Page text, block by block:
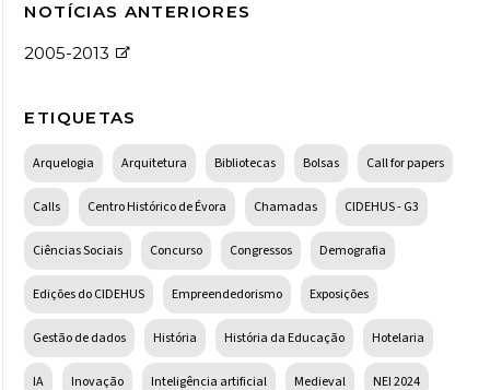
NOTÍCIAS ANTERIORES
2005-2013
ETIQUETAS
Arquelogia Arquitetura Bibliotecas Bolsas Call for papers
Calls Centro Histórico de Évora Chamadas CIDEHUS - G3
Ciências Sociais Concurso Congressos Demografia
Edições do CIDEHUS Empreendedorismo Exposições
Gestão de dados História História da Educação Hotelaria
IA Inovação Inteligência artificial Medieval NEI 2024